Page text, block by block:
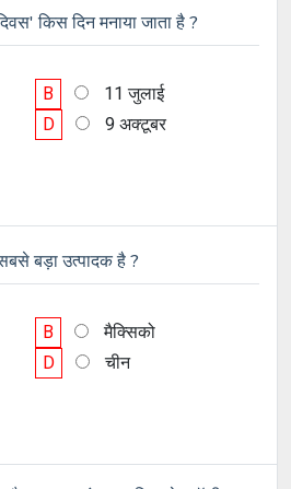
किस दिन मनाया जाता है ?
B
11 जुलाई
D 9 अक्टूबर
बड़ा उत्पादक है ?
B
मैक्सिको
D चीन